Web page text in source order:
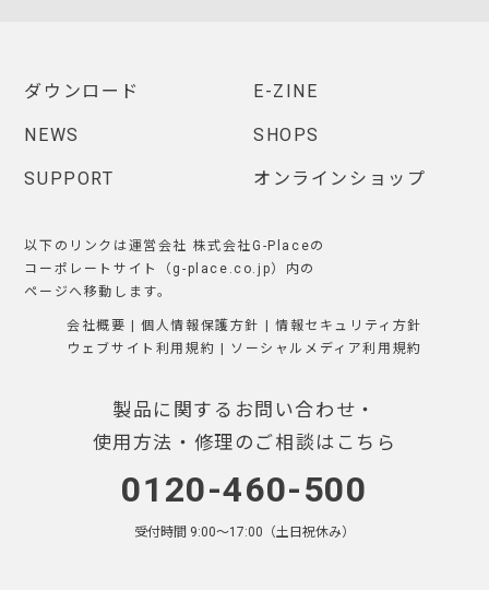
ダウンロード E-ZINE
NEWS SHOPS
SUPPORT オンラインショップ
以下のリンクは運営会社 株式会社G-Placeの
コーポレートサイト（g-place.co.jp）内の
ページへ移動します。
会社概要 |個人情報保護方針 | 情報セキュリティ方針
ウェブサイト利用規約 | ソーシャルメディア利用規約
製品に関するお問い合わせ・
使用方法・修理のご相談はこちら
0120-460-500
受付時間 9:00〜17:00（土日祝休み）